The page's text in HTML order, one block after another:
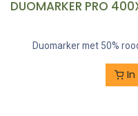
Duomarker met 50%
In